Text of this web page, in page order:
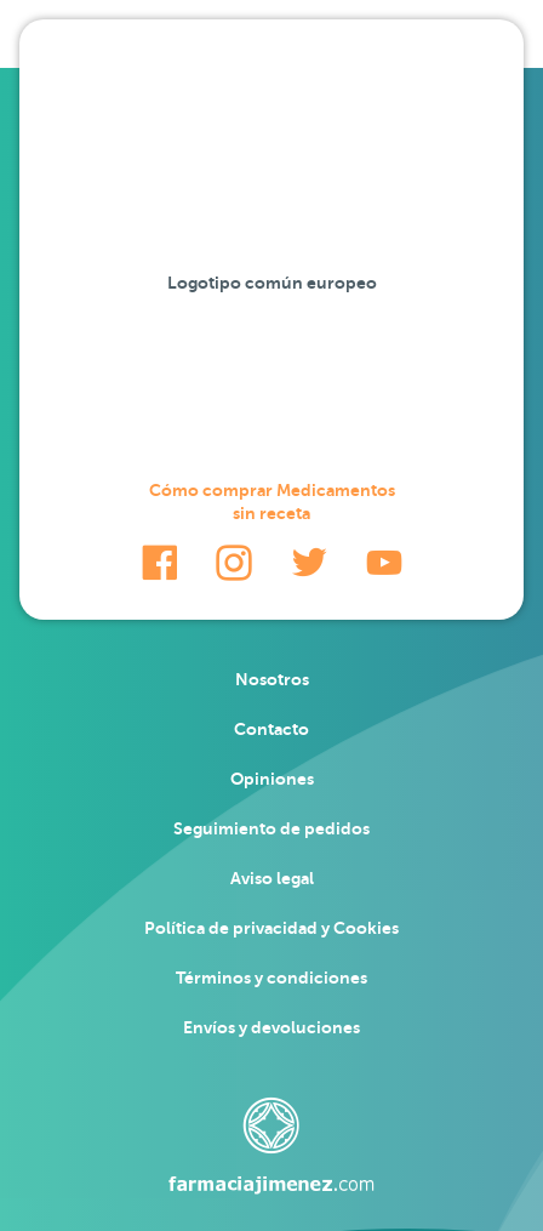
Logotipo común europeo
Cómo comprar Medicamentos
sin receta
Nosotros
Contacto
Opiniones
Seguimiento de pedidos
Aviso legal
Política de privacidad y Cookies
Términos y condiciones
Envíos y devoluciones